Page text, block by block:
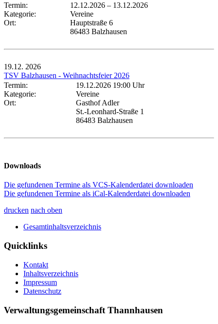
Termin:
12.12.2026 – 13.12.2026
Kategorie:
Vereine
Ort:
Hauptstraße 6
86483 Balzhausen
19.12. 2026
TSV Balzhausen - Weihnachtsfeier 2026
Termin:
19.12.2026 19:00 Uhr
Kategorie:
Vereine
Ort:
Gasthof Adler
St.-Leonhard-Straße 1
86483 Balzhausen
Downloads
Die gefundenen Termine als VCS-Kalenderdatei downloaden
Die gefundenen Termine als iCal-Kalenderdatei downloaden
drucken nach oben
Gesamtinhaltsverzeichnis
Quicklinks
Kontakt
Inhaltsverzeichnis
Impressum
Datenschutz
Verwaltungsgemeinschaft Thannhausen